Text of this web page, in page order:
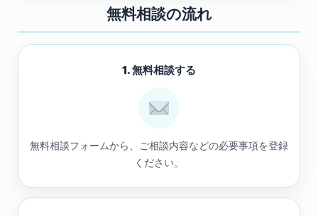
無料相談の流れ
1. 無料相談する
無料相談フォームから、ご相談内容などの必要事項を登録
ください。